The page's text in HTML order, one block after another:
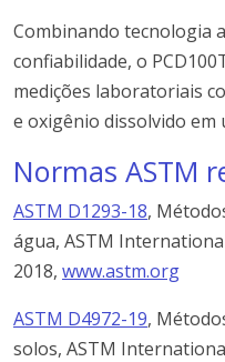
Combinando tecnologia
confiabilidade, o
medições laboratoriais
e oxigênio dissolvido em
Normas ASTM
ASTM D1293-18,
água, ASTM
2018, www.astm.org
ASTM D4972-19,
solos, ASTM